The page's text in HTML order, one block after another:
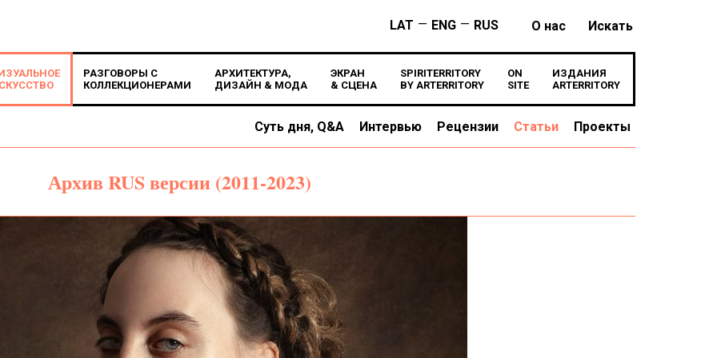
О нас Искать
LAT — ENG — RUS
РАЗГОВОРЫ С
КОЛЛЕКЦИОНЕРАМИ
АРХИТЕКТУРА,
ДИЗАЙН & МОДА
ЭКРАН
& СЦЕНА
SPIRITERRITORY
BY ARTERRITORY
ON
SITE
ИЗДАНИЯ
ARTERRITORY
Суть дня, Q&A Интервью Рецензии Статьи Проекты
Архив RUS версии (2011-2023)